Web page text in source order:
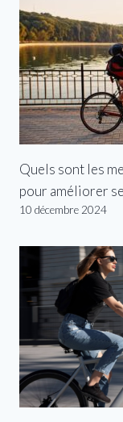
Quels sont les
pour améliorer
10 décembre 2024